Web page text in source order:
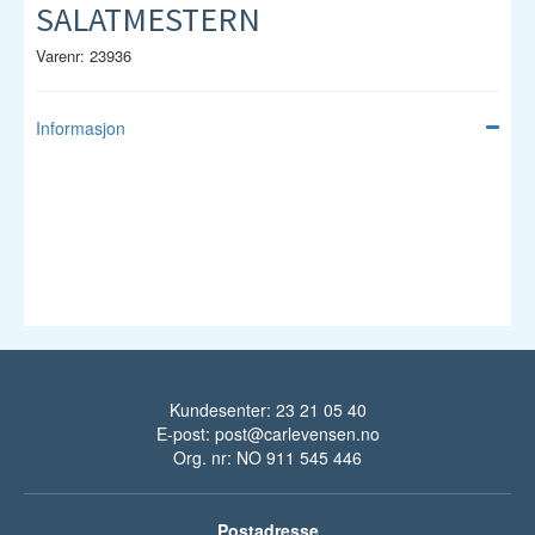
SALATMESTERN
Varenr: 23936
Informasjon
Kundesenter: 23 21 05 40
E-post: post@carlevensen.no
Org. nr: NO 911 545 446
Postadresse